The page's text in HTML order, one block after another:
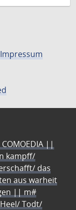
Impressum
||
kampff/
das
aus warheit
|| m#
Todt/